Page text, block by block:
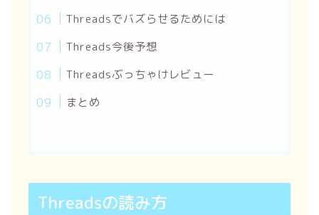
Threadsでバズらせるためには
Threads今後予想
Threadsぶっちゃけレビュー
まとめ
Threadsの読み方